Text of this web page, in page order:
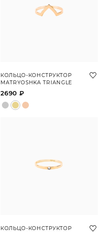
КОЛЬЦО-КОНСТРУКТОР
MATRYOSHKA TRIANGLE
2690 ₽
КОЛЬЦО-КОНСТРУКТОР